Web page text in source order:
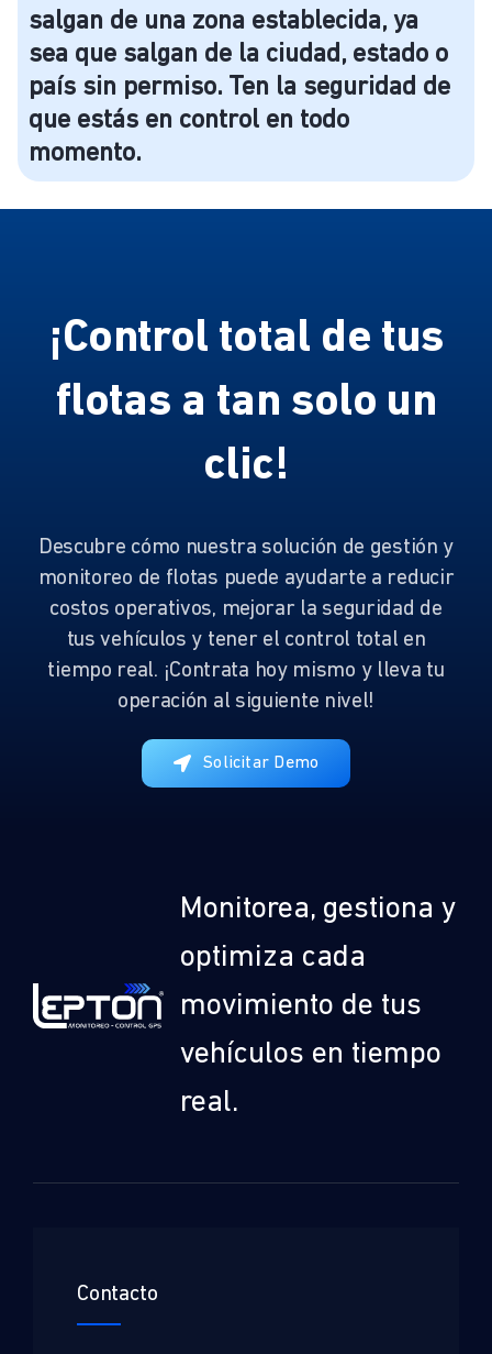
salgan de una zona establecida, ya
sea que salgan de la ciudad, estado o
país sin permiso. Ten la seguridad de
que estás en control en todo
momento.
¡Control total de tus
flotas a tan solo un
clic!
Descubre cómo nuestra solución de gestión y
monitoreo de flotas puede ayudarte a reducir
costos operativos, mejorar la seguridad de
tus vehículos y tener el control total en
tiempo real. ¡Contrata hoy mismo y lleva tu
operación al siguiente nivel!
Solicitar Demo
Monitorea, gestiona y
optimiza cada
movimiento de tus
vehículos en tiempo
real.
Contacto
Recibe novedades
¿Giro de tu empresa?
¿Qué estás buscando?
Monitoreo y Seguridad
Optimización de Rutas
Quisiera saber más
Enviar